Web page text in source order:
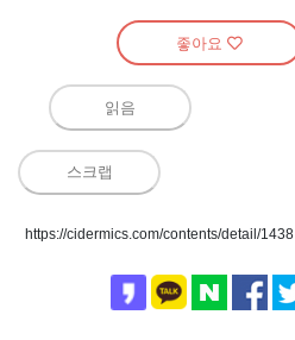
좋아요
읽음
스크랩
https://cidermics.com/contents/detail/1438